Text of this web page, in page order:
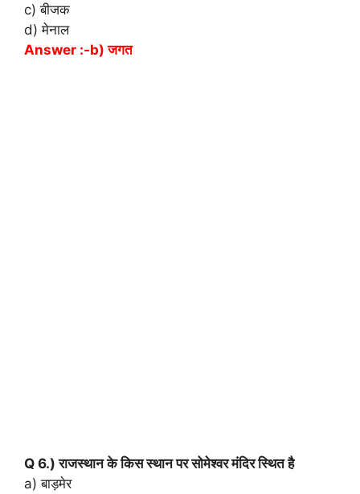
c) बीजक
d) मेनाल
Answer :-b) जगत
Q 6.) राजस्थान के किस स्थान पर सोमेश्वर मंदिर स्थित है
a) बाड़मेर